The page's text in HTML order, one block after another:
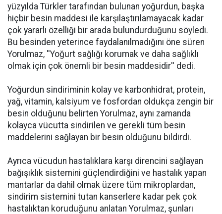
yüzyılda Türkler tarafından bulunan yoğurdun, başka
hiçbir besin maddesi ile karşılaştırılamayacak kadar
çok yararlı özelliği bir arada bulundurduğunu söyledi.
Bu besinden yeterince faydalanılmadığını öne süren
Yorulmaz, ''Yoğurt sağlığı korumak ve daha sağlıklı
olmak için çok önemli bir besin maddesidir'' dedi.
Yoğurdun sindiriminin kolay ve karbonhidrat, protein,
yağ, vitamin, kalsiyum ve fosfordan oldukça zengin bir
besin olduğunu belirten Yorulmaz, aynı zamanda
kolayca vücutta sindirilen ve gerekli tüm besin
maddelerini sağlayan bir besin olduğunu bildirdi.
Ayrıca vücudun hastalıklara karşı direncini sağlayan
bağışıklık sistemini güçlendirdiğini ve hastalık yapan
mantarlar da dahil olmak üzere tüm mikroplardan,
sindirim sistemini tutan kanserlere kadar pek çok
hastalıktan koruduğunu anlatan Yorulmaz, şunları